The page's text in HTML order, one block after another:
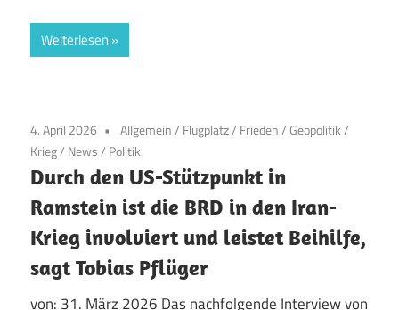
Weiterlesen
4. April 2026 Allgemein/ Flugplatz/ Frieden/Geopolitik/
Krieg/ News/ Politik
Durch den US-Stützpunkt in
Ramstein ist die BRD in den Iran-
Krieg involviert und leistet Beihilfe,
sagt Tobias Pflüger
von: 31. März 2026 Das nachfolgende Interview von